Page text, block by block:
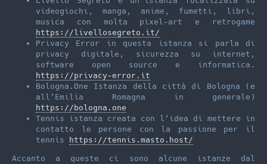
videogiochi, manga, anime, fumetti, libri,
musica con molta pixel-art e retrogame
https://livellosegreto.it/
Privacy Error in questa istanza si parla di
privacy digitale, sicurezza su internet,
software open source e informatica.
https://privacy-error.it
Bologna.One Istanza della città di Bologna (e
all’Emilia Romagna in generale)
https://bologna.one
Tennis istanza creata con l’idea di mettere in
contatto le persone con la passione per il
tennis
https://tennis.masto.host/
Accanto a queste ci sono alcune istanze dal